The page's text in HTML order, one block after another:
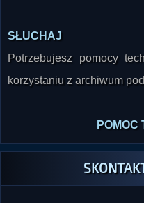
SŁUCHAJ
Potrzebujesz pomocy
korzystaniu z archiwum
POMOC